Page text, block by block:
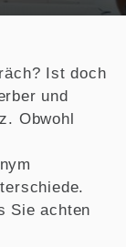
Ist doch
und
Obwohl
Sie achten